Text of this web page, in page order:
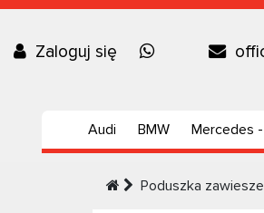
Zaloguj się
Audi BMW Mercedes
Poduszka